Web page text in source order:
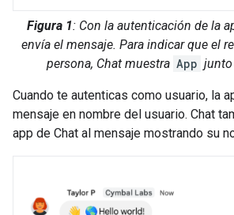
Figura 1: Con la autenticación de la
envía el mensaje. Para indicar que el
persona, Chat muestra App junto
Cuando te autenticas como usuario, la
mensaje en nombre del usuario. Chat
app de Chat al mensaje mostrando su